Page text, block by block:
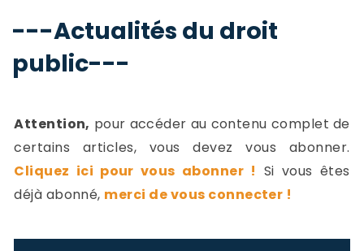
Droit privé ---
Abonnement aux actualités
---Actualités du droit
public---
Attention, pour accéder au contenu complet de
certains articles, vous devez vous abonner.
Cliquez ici pour vous abonner ! Si vous êtes
déjà abonné, merci de vous connecter !